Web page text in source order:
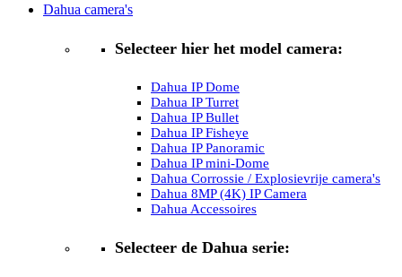
Dahua camera's
Selecteer hier het model camera:
Dahua IP Dome
Dahua IP Turret
Dahua IP Bullet
Dahua IP Fisheye
Dahua IP Panoramic
Dahua IP mini-Dome
Dahua Corrossie / Explosievrije camera's
Dahua 8MP (4K) IP Camera
Dahua Accessoires
Selecteer de Dahua serie: